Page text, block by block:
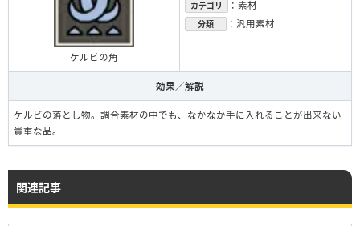
ケルビの角
カテゴリ ：素材
分類 ：汎用素材
効果／解説
ケルビの落とし物。調合素材の中でも、なかなか手に入れることが出来ない
貴重な品。
関連記事